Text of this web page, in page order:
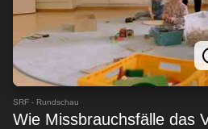
SRF - Rundschau
Wie Missbrauchsfälle das